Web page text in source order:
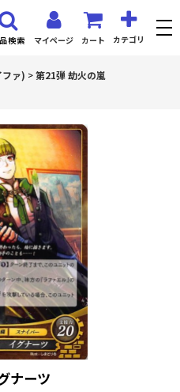
マイページ カート カテゴリ
検索
ファ) >第21弾 劫火の嵐
ナーツ